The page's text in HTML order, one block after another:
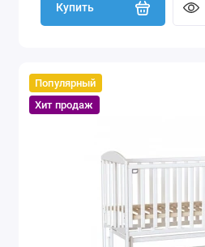
Купить
Популярный
Хит продаж